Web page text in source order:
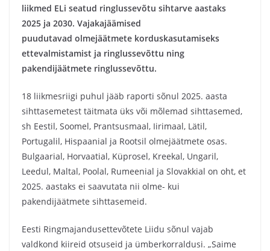
liikmed ELi seatud ringlussevõtu sihtarve aastaks
2025 ja 2030. Vajakajäämised
puudutavad olmejäätmete korduskasutamiseks
ettevalmistamist ja ringlussevõttu ning
pakendijäätmete ringlussevõttu.
18 liikmesriigi puhul jääb raporti sõnul 2025. aasta
sihttasemetest täitmata üks või mõlemad sihttasemed,
sh Eestil, Soomel, Prantsusmaal, Iirimaal, Lätil,
Portugalil, Hispaanial ja Rootsil olmejäätmete osas.
Bulgaarial, Horvaatial, Küprosel, Kreekal, Ungaril,
Leedul, Maltal, Poolal, Rumeenial ja Slovakkial on oht, et
2025. aastaks ei saavutata nii olme- kui
pakendijäätmete sihttasemeid.
Eesti Ringmajandusettevõtete Liidu sõnul vajab
valdkond kiireid otsuseid ja ümberkorraldusi. „Saime